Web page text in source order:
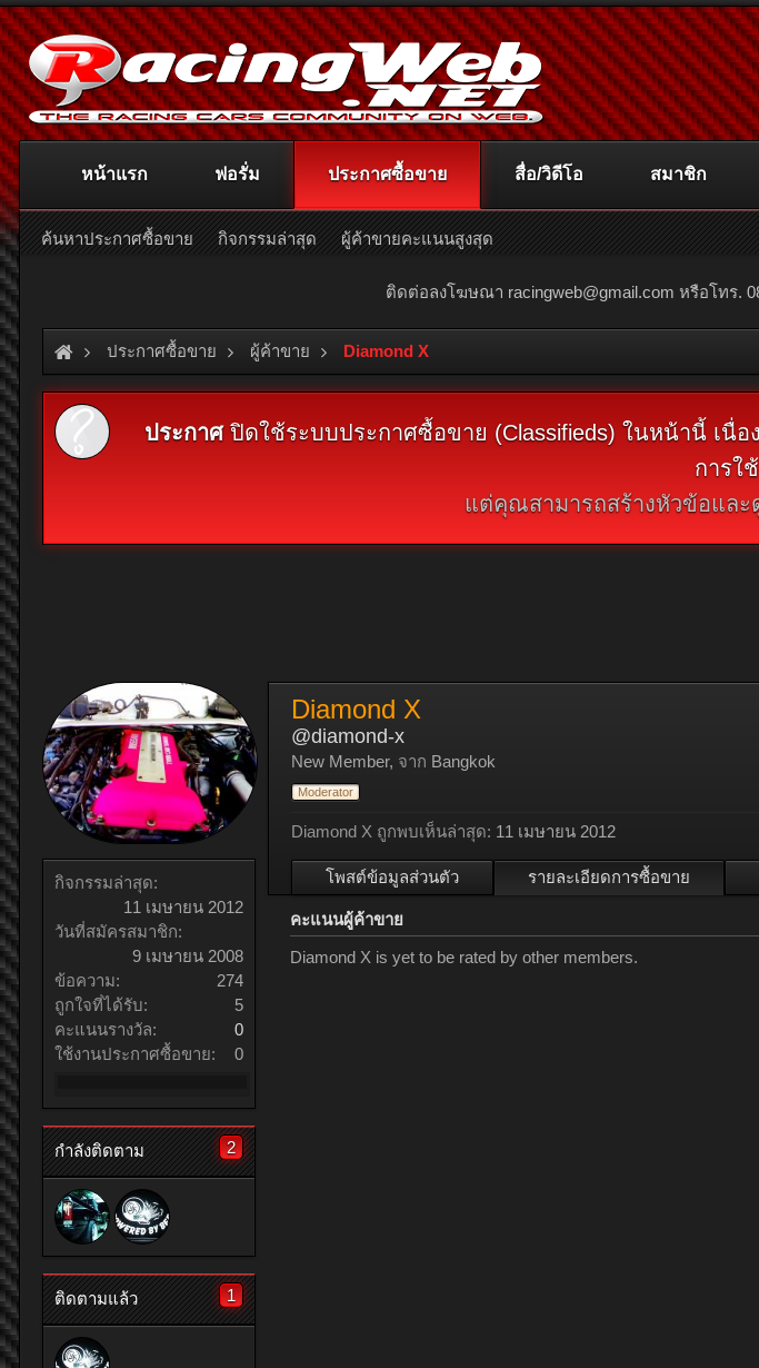
ติดต่อลงโฆษณา racingweb@gmail.com หรือโทร.
ประกาศซื้อขาย ผู้ค้าขาย Diamond X
ประกาศปิดใช้ระบบประกาศซื้อขาย (Classifieds) ในหน้านี้ เนื่
การใ
แต่คุณสามารถสร้างหัวข้อแล
กิจกรรมล่าสุด:
11 เมษายน 2012
วันที่สมัครสมาชิก:
9 เมษายน 2008
ข้อความ:
274
ถูกใจที่ได้รับ:
5
คะแนนรางวัล:
0
ใช้งานประกาศซื้อขาย:
0
กำลังติดตาม 2
ติดตามแล้ว 1
Diamond X
@diamond-x
New Member, จาก Bangkok
Moderator
Diamond X ถูกพบเห็นล่าสุด: 11 เมษายน 2012
โพสต์ข้อมูลส่วนตัว รายละเอียดการซื้อขาย
คะแนนผู้ค้าขาย
Diamond X is yet to be rated by other members.
หน้าแรก ฟอรั่ม ประกาศซื้อขาย
ค้นหาประกาศซื้อขาย กิจกรรมล่าสุด ผู้ค้าขายคะแนนสูงสุด
สื่อ/วิดีโอ สมาชิก